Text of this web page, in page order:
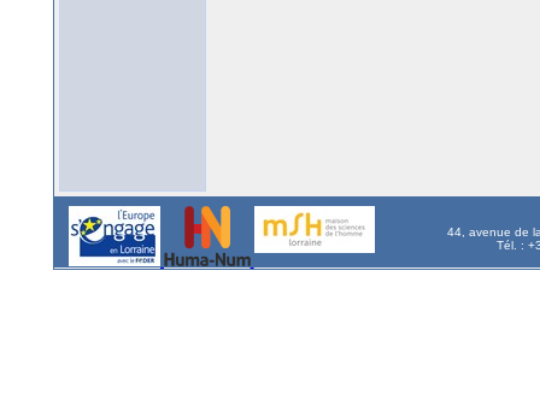
44, avenue de
Tél. :